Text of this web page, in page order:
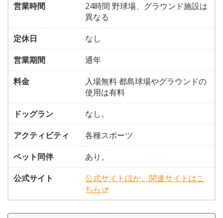
営業時間
24時間 野球場、グラウンド施設は
異なる
定休日
なし
営業期間
通年
料金
入場無料 都島球場やグラウンドの
使用は有料
ドッグラン
なし。
アクティビティ
各種スポーツ
ペット同伴
あり。
公式サイト
公式サイトほか、関連サイトはこ
ちら